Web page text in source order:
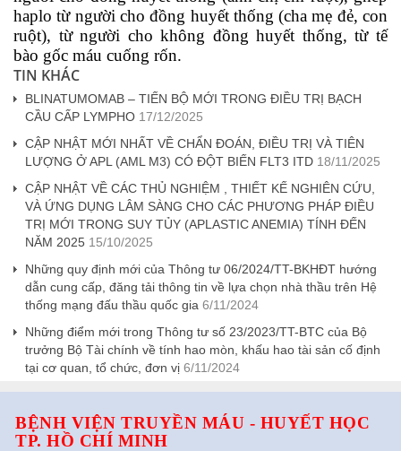
haplo từ người cho đồng huyết thống (cha mẹ đẻ, con
ruột), từ người cho không đồng huyết thống, từ tế
bào gốc máu cuống rốn.
TIN KHÁC
BLINATUMOMAB – TIẾN BỘ MỚI TRONG ĐIỀU TRỊ BẠCH
CẦU CẤP LYMPHO 17/12/2025
CẬP NHẬT MỚI NHẤT VỀ CHẨN ĐOÁN, ĐIỀU TRỊ VÀ TIÊN
LƯỢNG Ở APL (AML M3) CÓ ĐỘT BIẾN FLT3 ITD 18/11/2025
CẬP NHẬT VỀ CÁC THỦ NGHIỆM , THIẾT KẾ NGHIÊN CỨU,
VÀ ỨNG DỤNG LÂM SÀNG CHO CÁC PHƯƠNG PHÁP ĐIỀU
TRỊ MỚI TRONG SUY TỦY (APLASTIC ANEMIA) TÍNH ĐẾN
NĂM 2025 15/10/2025
Những quy định mới của Thông tư 06/2024/TT-BKHĐT hướng
dẫn cung cấp, đăng tải thông tin về lựa chọn nhà thầu trên Hệ
thống mạng đấu thầu quốc gia 6/11/2024
Những điểm mới trong Thông tư số 23/2023/TT-BTC của Bộ
trưởng Bộ Tài chính về tính hao mòn, khấu hao tài sản cố định
tại cơ quan, tổ chức, đơn vị 6/11/2024
BỆNH VIỆN TRUYỀN MÁU - HUYẾT HỌC
TP. HỒ CHÍ MINH